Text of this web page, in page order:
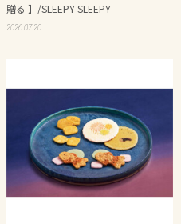
贈る 】/SLEEPY SLEEPY
2026.07.20